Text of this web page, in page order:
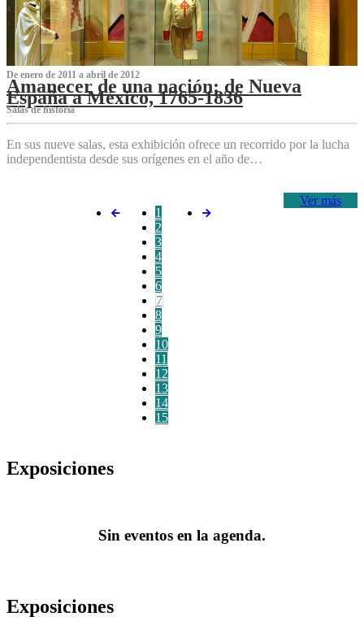
De enero de 2011 a abril de 2012
Amanecer de una nación: de Nueva
España a México, 1765-1836
Salas de historia
En sus nueve salas, esta exhibición ofrece un recorrido por la lucha
independentista desde sus orígenes en el año de…
Ver más
1
2
3
4
5
6
7
8
9
10
11
12
13
14
15
Exposiciones
Sin eventos en la agenda.
Exposiciones